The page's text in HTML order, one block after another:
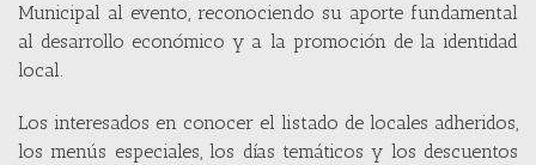
Municipal al evento, reconociendo su aporte fundamental
al desarrollo económico y a la promoción de la identidad
local.
Los interesados en conocer el listado de locales adheridos,
los menús especiales, los días temáticos y los descuentos